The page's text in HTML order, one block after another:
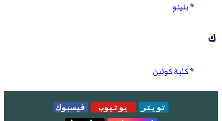
بلينو
ك
كلية كولين
تويتر يوتيوب
فيسبوك